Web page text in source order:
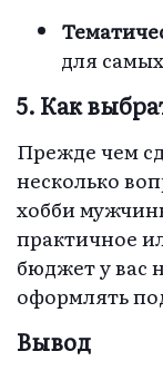
для
5. Как
Прежде чем
несколько
хобби
практичное
бюджет у вас
оформлять
Вывод